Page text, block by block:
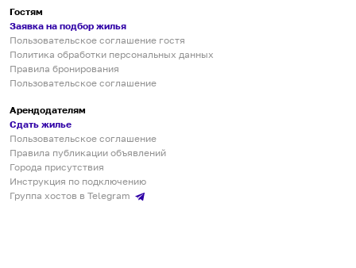
Гостям
Заявка на подбор жилья
Пользовательское соглашение гостя
Политика обработки персональных данных
Правила бронирования
Пользовательское соглашение
Арендодателям
Сдать жилье
Пользовательское соглашение
Правила публикации объявлений
Города присутствия
Инструкция по подключению
Группа хостов в Telegram